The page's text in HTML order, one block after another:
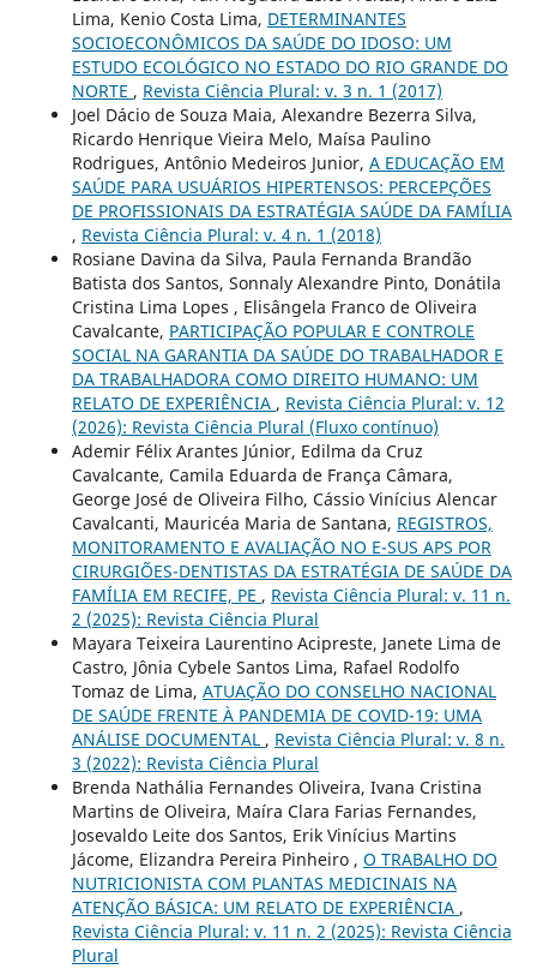
Lima, Kenio Costa Lima, DETERMINANTES
SOCIOECONÔMICOS DA SAÚDE DO IDOSO: UM
ESTUDO ECOLÓGICO NO ESTADO DO RIO GRANDE DO
NORTE , Revista Ciência Plural: v. 3 n. 1 (2017)
Joel Dácio de Souza Maia, Alexandre Bezerra Silva,
Ricardo Henrique Vieira Melo, Maísa Paulino
Rodrigues, Antônio Medeiros Junior, A EDUCAÇÃO EM
SAÚDE PARA USUÁRIOS HIPERTENSOS: PERCEPÇÕES
DE PROFISSIONAIS DA ESTRATÉGIA SAÚDE DA FAMÍLIA
, Revista Ciência Plural: v. 4 n. 1 (2018)
Rosiane Davina da Silva, Paula Fernanda Brandão
Batista dos Santos, Sonnaly Alexandre Pinto, Donátila
Cristina Lima Lopes , Elisângela Franco de Oliveira
Cavalcante, PARTICIPAÇÃO POPULAR E CONTROLE
SOCIAL NA GARANTIA DA SAÚDE DO TRABALHADOR E
DA TRABALHADORA COMO DIREITO HUMANO: UM
RELATO DE EXPERIÊNCIA , Revista Ciência Plural: v. 12
(2026): Revista Ciência Plural (Fluxo contínuo)
Ademir Félix Arantes Júnior, Edilma da Cruz
Cavalcante, Camila Eduarda de França Câmara,
George José de Oliveira Filho, Cássio Vinícius Alencar
Cavalcanti, Mauricéa Maria de Santana, REGISTROS,
MONITORAMENTO E AVALIAÇÃO NO E-SUS APS POR
CIRURGIÕES-DENTISTAS DA ESTRATÉGIA DE SAÚDE DA
FAMÍLIA EM RECIFE, PE , Revista Ciência Plural: v. 11 n.
2 (2025): Revista Ciência Plural
Mayara Teixeira Laurentino Acipreste, Janete Lima de
Castro, Jônia Cybele Santos Lima, Rafael Rodolfo
Tomaz de Lima, ATUAÇÃO DO CONSELHO NACIONAL
DE SAÚDE FRENTE À PANDEMIA DE COVID-19: UMA
ANÁLISE DOCUMENTAL , Revista Ciência Plural: v. 8 n.
3 (2022): Revista Ciência Plural
Brenda Nathália Fernandes Oliveira, Ivana Cristina
Martins de Oliveira, Maíra Clara Farias Fernandes,
Josevaldo Leite dos Santos, Erik Vinícius Martins
Jácome, Elizandra Pereira Pinheiro , O TRABALHO DO
NUTRICIONISTA COM PLANTAS MEDICINAIS NA
ATENÇÃO BÁSICA: UM RELATO DE EXPERIÊNCIA ,
Revista Ciência Plural: v. 11 n. 2 (2025): Revista Ciência
Plural